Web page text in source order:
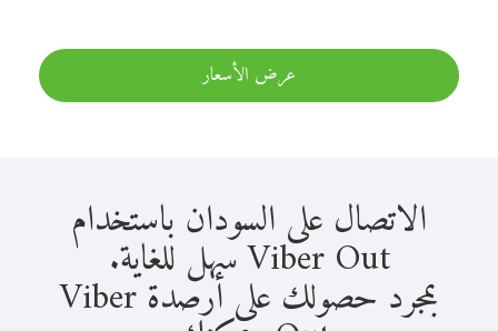
عرض الأسعار
الاتصال على السودان باستخدام
Viber Out سهل للغاية.
بمجرد حصولك على أرصدة Viber